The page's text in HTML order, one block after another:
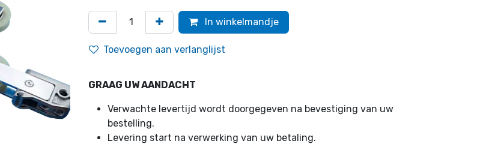
In winkelmandje
Toevoegen aan verlanglijst
GRAAG UW AANDACHT
Verwachte levertijd wordt doorgegeven na bevestiging van uw
bestelling.
Levering start na verwerking van uw betaling.